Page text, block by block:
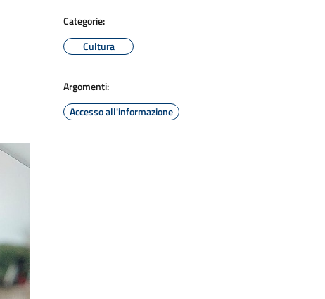
Categorie:
Cultura
Argomenti:
Accesso all'informazione